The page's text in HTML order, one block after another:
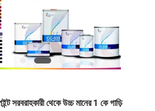
সরবরাহকারী থেকে উচ্চ মানের 1 কে গাড়ি